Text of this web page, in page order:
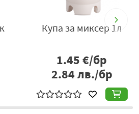
Купа за миксер 1л
1.45€/бр
2.84лв./бр